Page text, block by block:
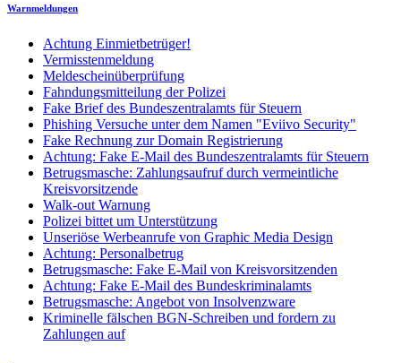
Warnmeldungen
Achtung Einmietbetrüger!
Vermisstenmeldung
Meldescheinüberprüfung
Fahndungsmitteilung der Polizei
Fake Brief des Bundeszentralamts für Steuern
Phishing Versuche unter dem Namen "Eviivo Security"
Fake Rechnung zur Domain Registrierung
Achtung: Fake E-Mail des Bundeszentralamts für Steuern
Betrugsmasche: Zahlungsaufruf durch vermeintliche
Kreisvorsitzende
Walk-out Warnung
Polizei bittet um Unterstützung
Unseriöse Werbeanrufe von Graphic Media Design
Achtung: Personalbetrug
Betrugsmasche: Fake E-Mail von Kreisvorsitzenden
Achtung: Fake E-Mail des Bundeskriminalamts
Betrugsmasche: Angebot von Insolvenzware
Kriminelle fälschen BGN-Schreiben und fordern zu
Zahlungen auf